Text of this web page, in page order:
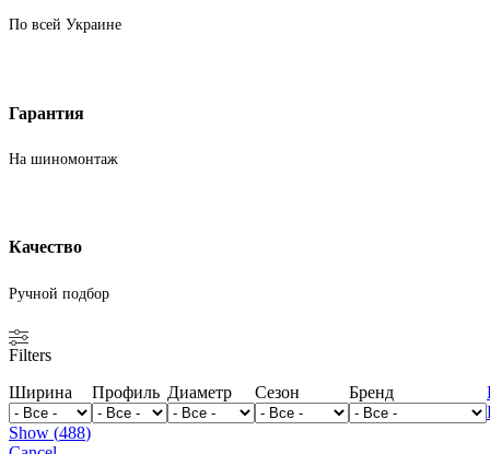
По всей Украине
Гарантия
На шиномонтаж
Качество
Ручной подбор
Filters
Ширина
Профиль Диаметр Сезон Бренд
Show (488)